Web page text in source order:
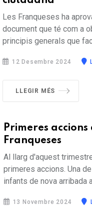
Les Franqueses ha
document que té com a
principis generals que
12 Desembre 2024
LLEGIR MÉS
Primeres
Franqueses
Al llarg d'aquest
primeres accions. Una
infants de nova arribada
13 Novembre 2024